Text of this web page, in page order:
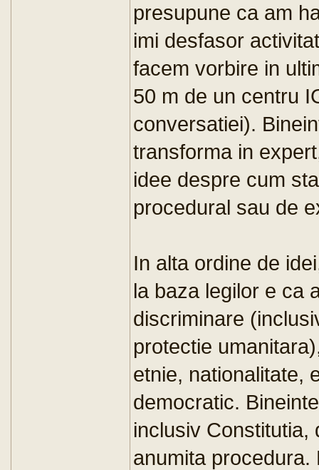
presupune ca am
imi desfasor
facem vorbire in
50 m de un centru
conversatiei).
transforma in
idee despre cum
procedural sau de
In alta ordine de
la baza legilor e ca
discriminare
protectie
etnie, nationalitate,
democratic.
inclusiv Constitutia,
anumita